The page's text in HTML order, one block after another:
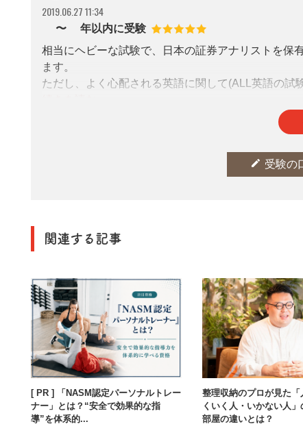
2019.06.27 11:34
2〜3年以内に受験
相当にヘビーな試験で、日本の証券アナリスト
ます。
ただし、よく心配される英語に関して(ALL英語の
得意でない人だと英語での勉強は辛い・眠いという
いるサル」と見られていたのが、「ある程度ものを
edit 受験の
関連する記事
[ PR ] 「NASM認定パーソナルトレー
ナー」とは？“安全で効果的な指
導”を体系的...
整理収納のプロが見た「
くいく人・いかない人
部屋の違いとは？